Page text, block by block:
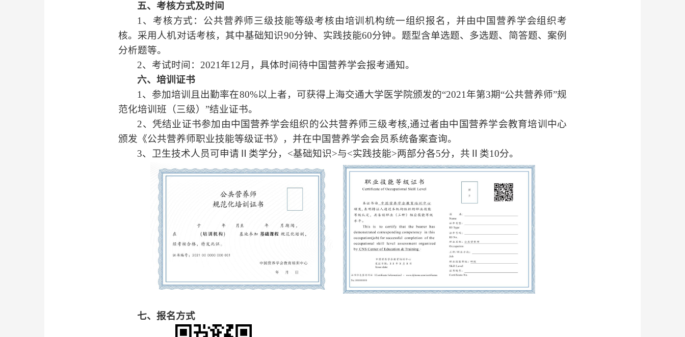
五、考核方式及时间
1 、考核方式：公共营养师三级技能等级考核由培训机构统一组织报名，并由中国营养学会组织考
核。采用人机对话考核，其中基础知识90分钟、实践技能60分钟。题型含单选题、多选题、简答题、案例
分析题等。
2、考试时间： 2021 年12月，具体时间待中国营养学会报考通知。
六、培训证书
1 、参加培训且出勤率在80%以上者，可获得上海交通大学医学院颁发的“2021 年第3期“公共营养师”规
范化培训班（三级）”结业证书。
2、凭结业证书参加由中国营养学会组织的公共营养师三级考核,通过者由中国营养学会教育培训中心
颁发《公共营养师职业技能等级证书》，并在中国营养学会会员系统备案查询。
3、卫生技术人员可申请Ⅱ类学分， <基础知识>与<实践技能>两部分各5分，共Ⅱ类10分。
七、报名方式